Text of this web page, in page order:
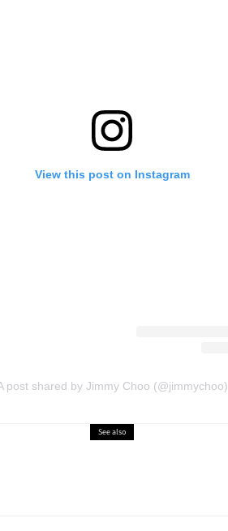
View this post on Instagram
post shared by Jimmy Choo (@jimmychoo)
See also